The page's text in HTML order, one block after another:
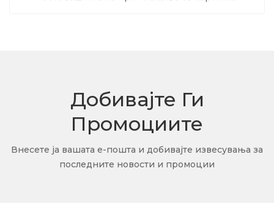
Добивајте Ги
Промоциите
Внесете ја вашата е-пошта и добивајте извесувања за
последните новости и промоции